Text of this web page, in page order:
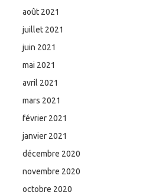
août 2021
juillet 2021
juin 2021
mai 2021
avril 2021
mars 2021
février 2021
janvier 2021
décembre 2020
novembre 2020
octobre 2020